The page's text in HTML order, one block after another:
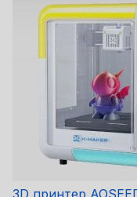
3D принтер